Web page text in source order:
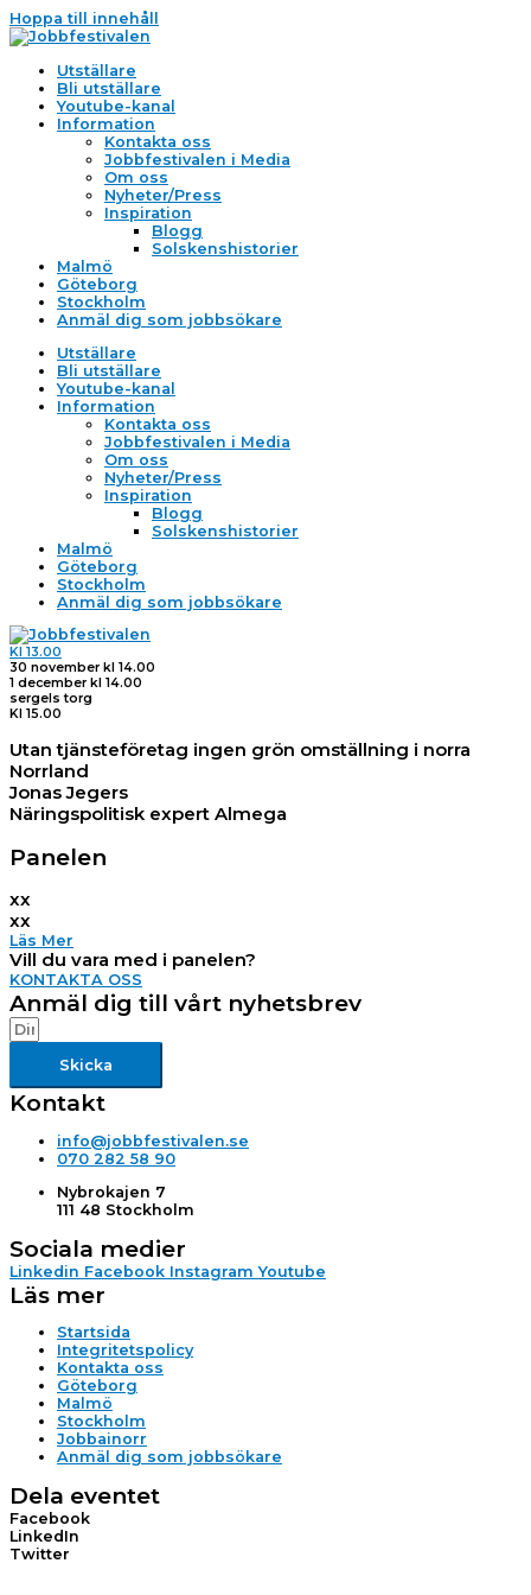
Hoppa till innehåll
Utställare
Bli utställare
Youtube-kanal
Information
Kontakta oss
Jobbfestivalen i Media
Om oss
Nyheter/Press
Inspiration
Blogg
Solskenshistorier
Malmö
Göteborg
Stockholm
Anmäl dig som jobbsökare
Utställare
Bli utställare
Youtube-kanal
Information
Kontakta oss
Jobbfestivalen i Media
Om oss
Nyheter/Press
Inspiration
Blogg
Solskenshistorier
Malmö
Göteborg
Stockholm
Anmäl dig som jobbsökare
Kl 13.00
30 november kl 14.00
1 december kl 14.00
sergels torg
Kl 15.00
Utan tjänste­företag ingen grön omställning i norra
Norrland
Jonas Jegers
Näringspolitisk expert Almega
Panelen
xx
xx
Läs Mer
Vill du vara med i panelen?
KONTAKTA OSS
Anmäl dig till vårt nyhetsbrev
Skicka
Kontakt
info@jobbfestivalen.se
070 282 58 90
Nybrokajen 7
111 48 Stockholm
Sociala medier
Linkedin Facebook Instagram Youtube
Läs mer
Startsida
Integritetspolicy
Kontakta oss
Göteborg
Malmö
Stockholm
Jobbainorr
Anmäl dig som jobbsökare
Dela eventet
Facebook
LinkedIn
Twitter